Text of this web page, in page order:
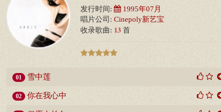
发行时间: 1995年07月
唱片公司: Cinepoly新艺宝
收录歌曲: 13 首
01 雪中莲
02 你在我心中